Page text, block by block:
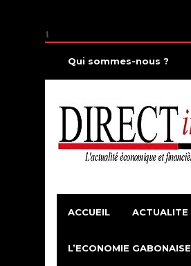
1
Qui sommes-nous ?
ACCUEIL ACTUALITE
L’ECONOMIE GABONAISE